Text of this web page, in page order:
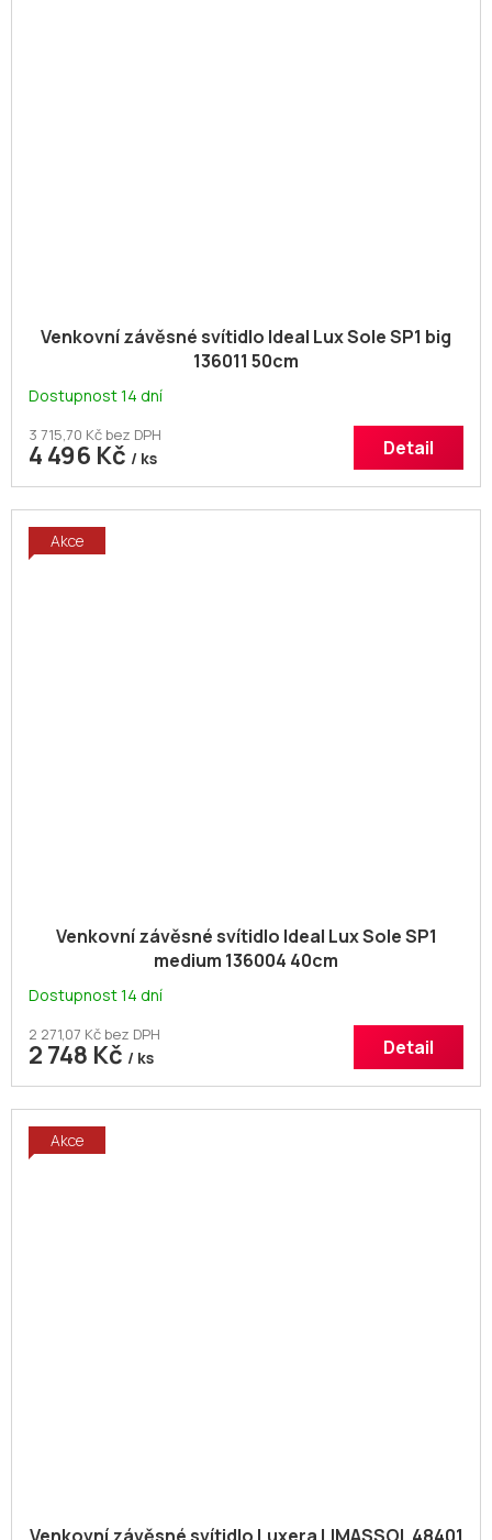
Venkovní závěsné svítidlo Ideal Lux Sole SP1 big
136011 50cm
Dostupnost 14 dní
3 715,70 Kč bez DPH
4 496 Kč / ks Detail
Akce
Venkovní závěsné svítidlo Ideal Lux Sole SP1
medium 136004 40cm
Dostupnost 14 dní
2 271,07 Kč bez DPH
2 748 Kč / ks Detail
Akce